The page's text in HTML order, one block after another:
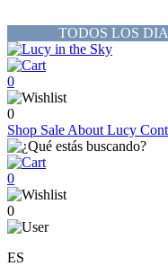
TODOS LOS
0
0
Shop Sale About Lucy
0
0
ES